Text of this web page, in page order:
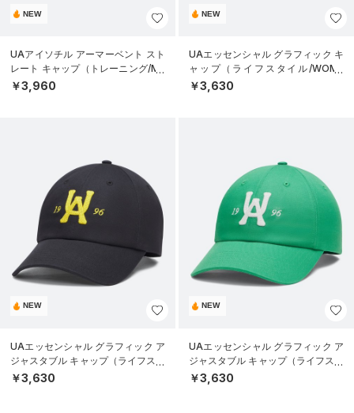
NEW
UAアイソチル アーマーベント スト
レート キャップ（トレーニング/ME
N）
￥3,960
NEW
UAエッセンシャル グラフィック キ
ャップ（ライフスタイル/WOME
N）
￥3,630
NEW
UAエッセンシャル グラフィック ア
ジャスタブル キャップ（ライフスタ
イル/UNISEX）
￥3,630
NEW
UAエッセンシャル グラフィック ア
ジャスタブル キャップ（ライフスタ
イル/UNISEX）
￥3,630